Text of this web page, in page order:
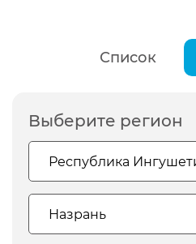
Список
Выберите регион